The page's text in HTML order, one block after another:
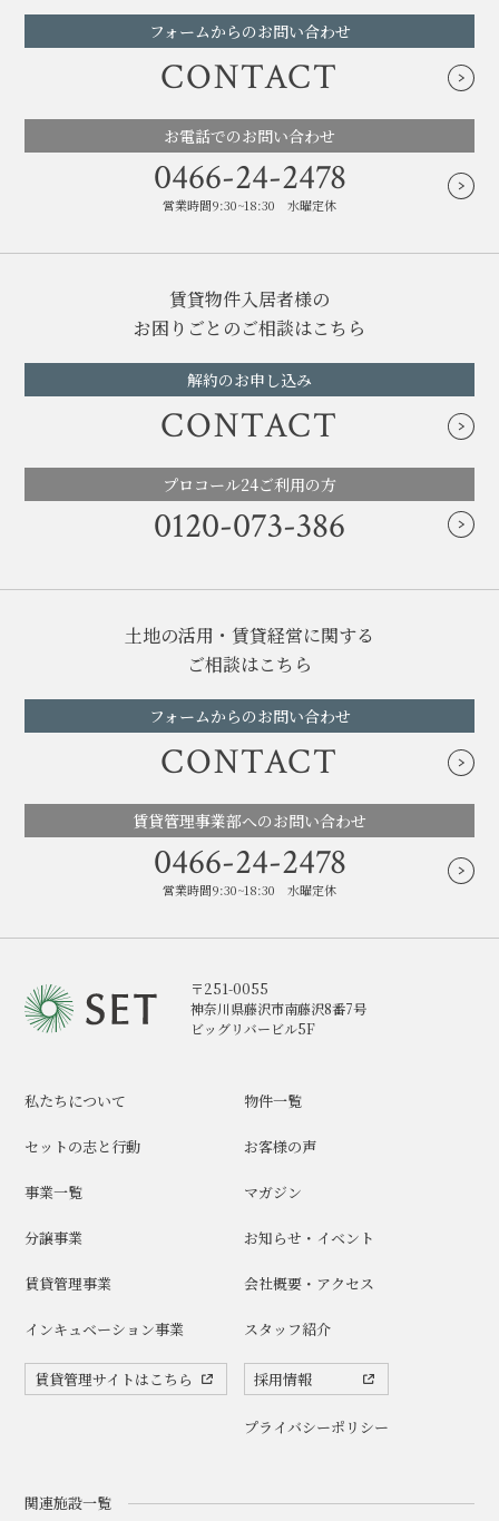
フォームからのお問い合わせ
CONTACT
お電話でのお問い合わせ
0466-24-2478
営業時間9:30~18:30 水曜定休
賃貸物件入居者様の
お困りごとのご相談はこちら
解約のお申し込み
CONTACT
プロコール24ご利用の方
0120-073-386
土地の活用・賃貸経営に関する
ご相談はこちら
フォームからのお問い合わせ
CONTACT
賃貸管理事業部へのお問い合わせ
0466-24-2478
営業時間9:30~18:30 水曜定休
〒251-0055
神奈川県藤沢市南藤沢8番7号
ビッグリバービル5F
私たちについて
セットの志と行動
事業一覧
分譲事業
賃貸管理事業
インキュベーション事業
賃貸管理サイトはこちら
物件一覧
お客様の声
マガジン
お知らせ・イベント
会社概要・アクセス
スタッフ紹介
採用情報
プライバシーポリシー
関連施設一覧